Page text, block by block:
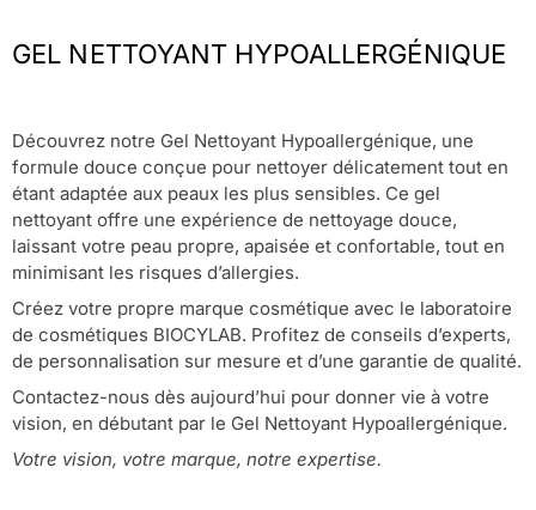
GEL NETTOYANT HYPOALLERGÉNIQUE
Découvrez notre Gel Nettoyant Hypoallergénique, une
formule douce conçue pour nettoyer délicatement tout en
étant adaptée aux peaux les plus sensibles. Ce gel
nettoyant offre une expérience de nettoyage douce,
laissant votre peau propre, apaisée et confortable, tout en
minimisant les risques d’allergies.
Créez votre propre marque cosmétique avec le laboratoire
de cosmétiques BIOCYLAB. Profitez de conseils d’experts,
de personnalisation sur mesure et d’une garantie de qualité.
Contactez-nous dès aujourd’hui pour donner vie à votre
vision, en débutant par le Gel Nettoyant Hypoallergénique.
Votre vision, votre marque, notre expertise.